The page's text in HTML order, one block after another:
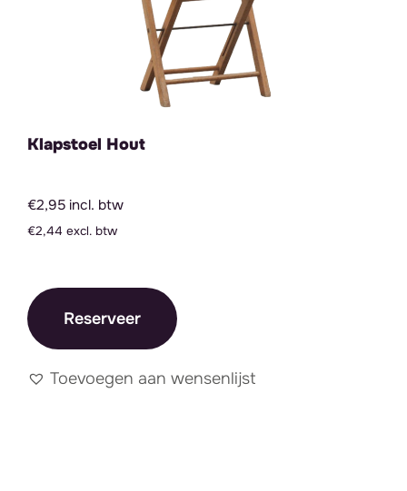
Klapstoel Hout
€2,95 incl. btw
€2,44 excl. btw
Reserveer
Toevoegen aan wensenlijst